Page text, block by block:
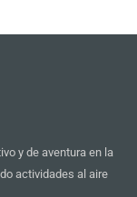
y de aventura en la
actividades al aire